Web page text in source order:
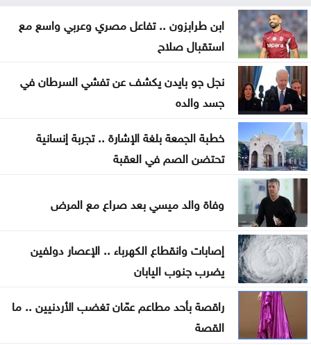
ترمب: نراقب إيران اقتصادياً ونؤجل أي تحرك عسكري
كبير
الحيصة: أراضي مشروع سكة العقبة ستسجل باسم
خزينة الدولة
صورة تختصر حكاية إنجاز .. وحفل سيبقى محفورا في
ذاكرة جامعة آل البيت
حين لا يعود القمع ضروريًا: كيف تُنتَج اللامبالاة
السياسية؟
ترمب للعالم .. توكلو ع الله بصير خير
ابن طرابزون .. تفاعل مصري وعربي واسع مع استقبال
صلاح
الرئاسة التركية تطلق حملة إعلامية خاصة بـاتفاقية مكة
ابن طرابزون .. تفاعل مصري وعربي واسع مع
استقبال صلاح
نجل جو بايدن يكشف عن تفشي السرطان في
جسد والده
خطبة الجمعة بلغة الإشارة .. تجربة إنسانية
تحتضن الصم في العقبة
وفاة والد ميسي بعد صراع مع المرض
إصابات وانقطاع الكهرباء .. الإعصار دولفين
يضرب جنوب اليابان
راقصة بأحد مطاعم عمّان تغضب الأردنيين .. ما
القصة